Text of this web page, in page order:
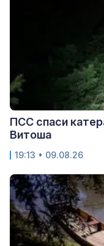
ПСС спаси
Витоша
19:13 • 09.08.26